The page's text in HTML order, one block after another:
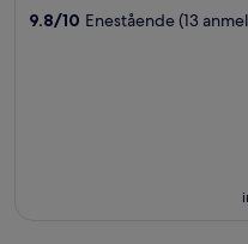
Resort
9.8/10 Enestående (13